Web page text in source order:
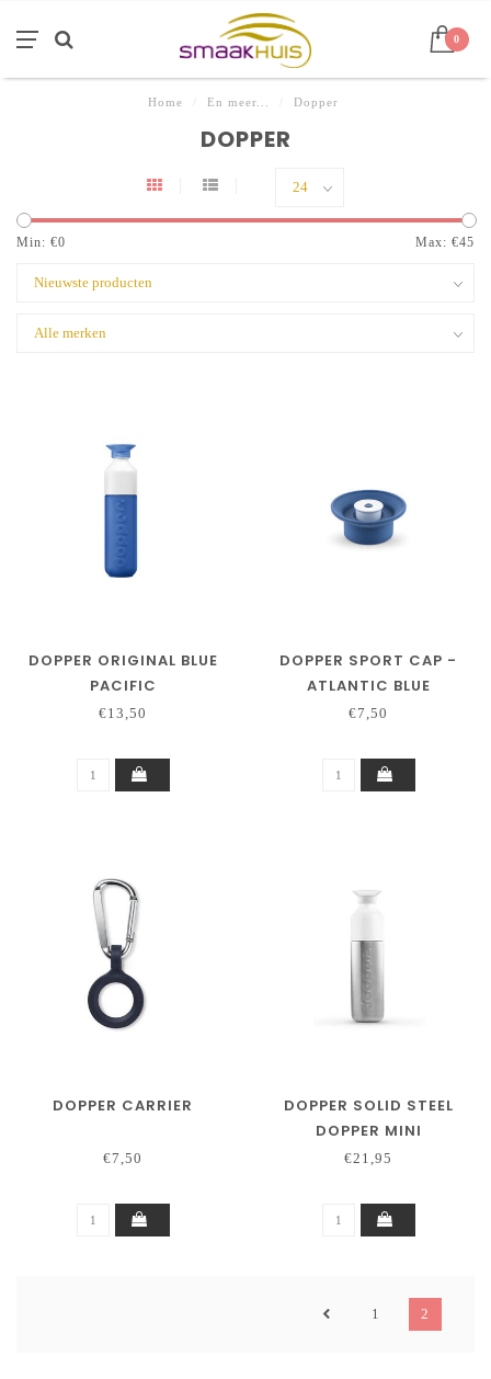
0
Home En meer... Dopper
DOPPER
Min: €0 Max: €45
DOPPER ORIGINAL BLUE
PACIFIC
€13,50
DOPPER SPORT CAP -
ATLANTIC BLUE
€7,50
DOPPER CARRIER
€7,50
DOPPER SOLID STEEL
DOPPER MINI
€21,95
1 2